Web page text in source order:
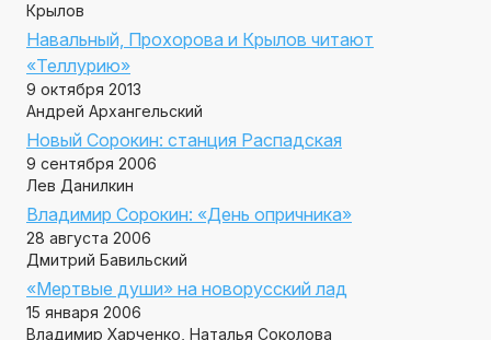
Крылов
Навальный, Прохорова и Крылов читают
«Теллурию»
9 октября 2013
Андрей Архангельский
Новый Сорокин: станция Распадская
9 сентября 2006
Лев Данилкин
Владимир Сорокин: «День опричника»
28 августа 2006
Дмитрий Бавильский
«Мертвые души» на новорусский лад
15 января 2006
Владимир Харченко, Наталья Соколова